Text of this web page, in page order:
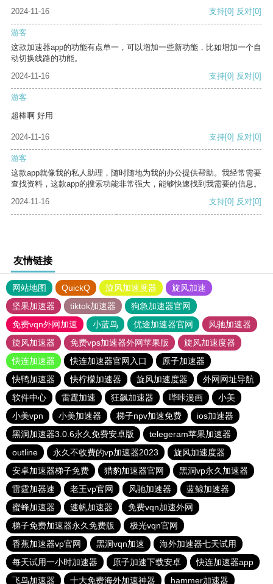
2024-11-16 支持[0] 反对[0]
游客
这款加速器app的功能有点单一，可以增加一些新功能，比如增加一个自
动切换线路的功能。
2024-11-16
支持[0] 反对[0]
游客
超棒啊 好用
2024-11-16 支持[0] 反对[0]
游客
这款app就像我的私人助理，随时随地为我的办公提供帮助。我经常需要
查找资料，这款app的搜索功能非常强大，能够快速找到我需要的信息。
2024-11-16
支持[0] 反对[0]
友情链接
网站地图 QuickQ 旋风加速度器
旋风加速
坚果加速器
tiktok加速器
狗急加速器官网
免费vqn外网加速
小蓝鸟 优途加速器官网
风驰加速器
旋风加速器
免费vps加速器外网苹果版
旋风加速度器
快连加速器
快连加速器官网入口
原子加速器
快鸭加速器
快柠檬加速器 旋风加速度器
外网网址导航
软件中心
雷霆加速 狂飙加速器 哔咔漫画
小美
小美vpn
小美加速器 梯子npv加速免费
ios加速器
黑洞加速器3.0.6永久免费安卓版
telegeram苹果加速器
outline
永久不收费的vp加速器2023
旋风加速度器
安卓加速器梯子免费
猎豹加速器官网
黑洞vp永久加速器
雷霆加器速
老王vp官网 风驰加速器
蓝鲸加速器
蜜蜂加速器
速帆加速器
免费vqn加速外网
梯子免费加速器永久免费版
极光vqn官网
香蕉加速器vp官网
黑洞vqn加速
海外加速器七天试用
每天试用一小时加速器
原子加速下载安卓
快连加速器app
飞鸟加速器
十大免费海外加速神器 hammer加速器